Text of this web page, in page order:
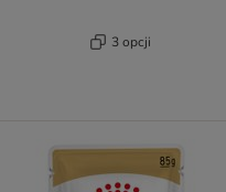
3 opcji